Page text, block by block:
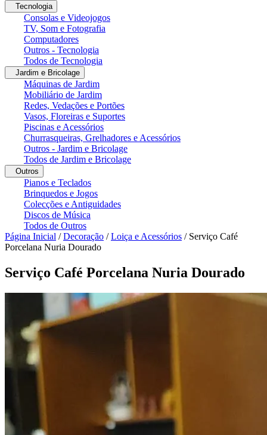
Tecnologia
Consolas e Videojogos
TV, Som e Fotografia
Computadores
Outros - Tecnologia
Todos de Tecnologia
Jardim e Bricolage
Máquinas de Jardim
Mobiliário de Jardim
Redes, Vedações e Portões
Vasos, Floreiras e Suportes
Piscinas e Acessórios
Churrasqueiras, Grelhadores e Acessórios
Outros - Jardim e Bricolage
Todos de Jardim e Bricolage
Outros
Pianos e Teclados
Brinquedos e Jogos
Colecções e Antiguidades
Discos de Música
Todos de Outros
Página Inicial /Decoração /Loiça e Acessórios / Serviço Café
Porcelana Nuria Dourado
Serviço Café Porcelana Nuria Dourado